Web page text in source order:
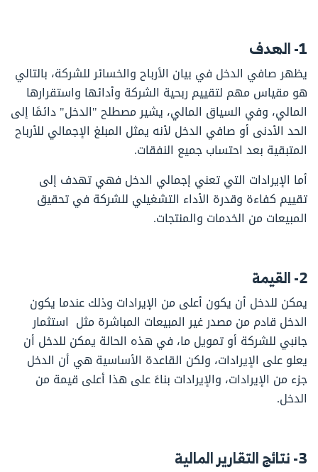
1- الهدف
يظهر صافي الدخل في بيان الأرباح والخسائر للشركة، بالتالي
هو مقياس مهم لتقييم ربحية الشركة وأدائها واستقرارها
المالي، وفي السياق المالي، يشير مصطلح "الدخل" دائمًا إلى
الحد الأدنى أو صافي الدخل لأنه يمثل المبلغ الإجمالي للأرباح
المتبقية بعد احتساب جميع النفقات.
أما الإيرادات التي تعني إجمالي الدخل فهي تهدف إلى
تقييم كفاءة وقدرة الأداء التشغيلي للشركة في تحقيق
المبيعات من الخدمات والمنتجات.
2- القيمة
يمكن للدخل أن يكون أعلى من الإيرادات وذلك عندما يكون
الدخل قادم من مصدر غير المبيعات المباشرة مثل استثمار
جانبي للشركة أو تمويل ما، في هذه الحالة يمكن للدخل أن
يعلو على الإيرادات، ولكن القاعدة الأساسية هي أن الدخل
جزء من الإيرادات، والإيرادات بناءً على هذا أعلى قيمة من
الدخل.
3- نتائج التقارير المالية